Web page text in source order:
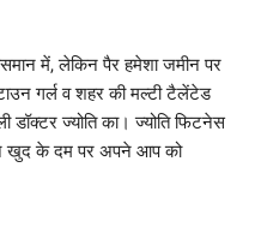
में, लेकिन पैर हमेशा जमीन पर
गर्ल व शहर की मल्टी टैलेंटेड
डॉक्टर ज्योति का। ज्योति फिटनेस
खुद के दम पर अपने आप को